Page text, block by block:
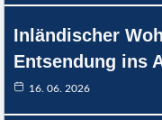
Inländischer
Entsendung ins
16. 06. 2026